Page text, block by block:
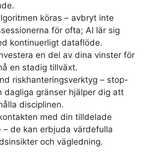
köras – avbryt inte
för ofta; AI lär sig
kontinuerligt dataflöde.
en del av dina vinster för
en stadig tillväxt.
riskhanteringsverktyg – stop-
dagliga gränser hjälper dig att
disciplinen.
med din tilldelade
– de kan erbjuda värdefulla
och vägledning.